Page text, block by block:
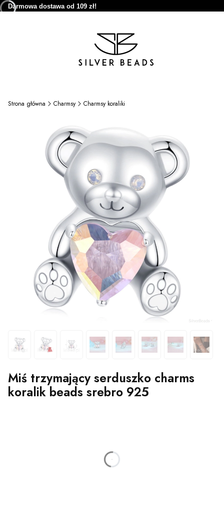
Darmowa dostawa od 109 zł!
Strona główna Charmsy Charmsy koraliki
Miś trzymający serduszko charms
koralik beads srebro 925
godzin